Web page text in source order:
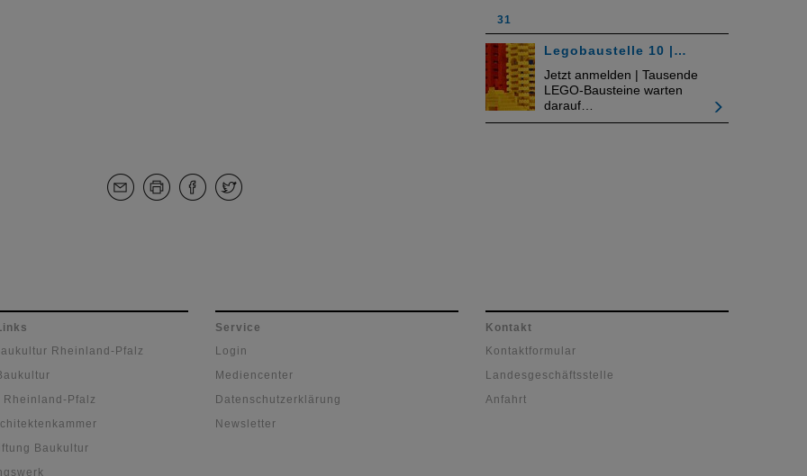
31
Legobaustelle 10 |…
Jetzt anmelden | Tausende
LEGO-Bausteine warten
darauf…
Rheinland-Pfalz
Rheinland-Pfalz
Baukultur
Service
Login
Mediencenter
Datenschutzerklärung
Newsletter
Kontakt
Kontaktformular
Landesgeschäftsstelle
Anfahrt